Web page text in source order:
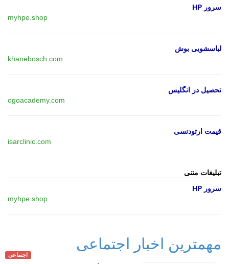
سرور HP
myhpe.shop
لباسشویی بوش
khanebosch.com
تحصیل در انگلیس
ogoacademy.com
قیمت ارتودنسی
isarclinic.com
تبلیغات متنی
سرور HP
myhpe.shop
مهمترین اخبار اجتماعی
اجتماعی